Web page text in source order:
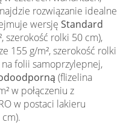
rozwiązanie idealne
wersję Standard
szerokość rolki 50 cm),
155 g/m², szerokość rolki
folii samoprzylepnej,
(flizelina
w połączeniu z
w postaci lakieru